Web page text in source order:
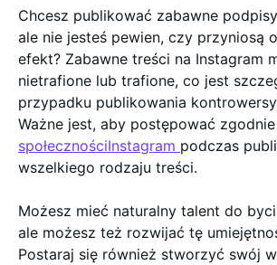
Chcesz publikować zabawne
ale nie jesteś pewien, czy przyniosą
efekt? Zabawne treści na Instagram
nietrafione lub trafione, co jest
przypadku publikowania
Ważne jest, aby postępować
społecznościInstagram podczas
wszelkiego rodzaju treści.
Możesz mieć naturalny talent do
ale możesz też rozwijać tę
Postaraj się również stworzyć swój